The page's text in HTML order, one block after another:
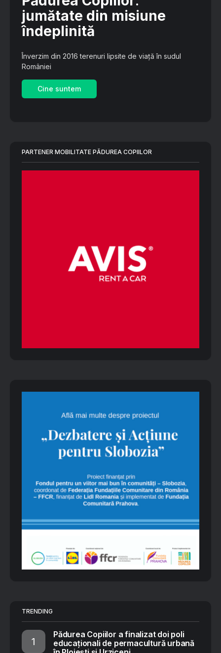
jumătate din misiune
îndeplinită
Înverzim din 2016 terenuri lipsite de viață în sudul
României
Cine suntem
PARTENER MOBILITATE PĂDUREA COPIILOR
TRENDING
Pădurea Copiilor a finalizat doi poli
educaționali de permacultură urbană